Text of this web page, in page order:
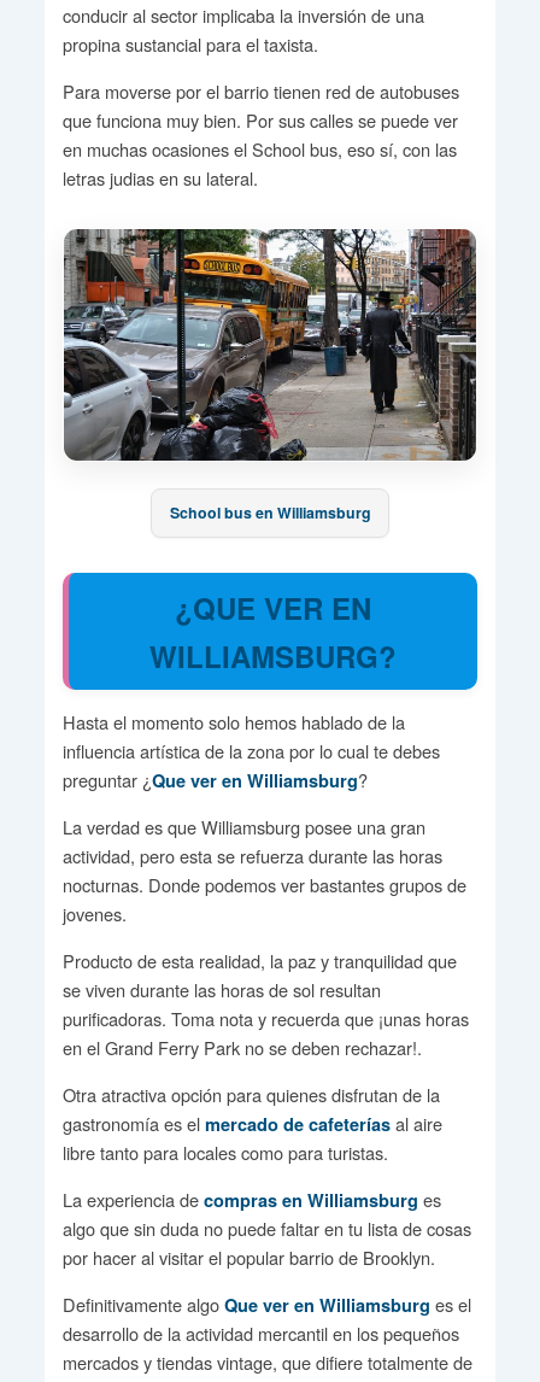
conducir al sector implicaba la inversión de una
propina sustancial para el taxista.
Para moverse por el barrio tienen red de autobuses
que funciona muy bien. Por sus calles se puede ver
en muchas ocasiones el School bus, eso sí, con las
letras judias en su lateral.
School bus en Williamsburg
¿QUE VER EN
WILLIAMSBURG?
Hasta el momento solo hemos hablado de la
influencia artística de la zona por lo cual te debes
preguntar ¿Que ver en Williamsburg?
La verdad es que Williamsburg posee una gran
actividad, pero esta se refuerza durante las horas
nocturnas. Donde podemos ver bastantes grupos de
jovenes.
Producto de esta realidad, la paz y tranquilidad que
se viven durante las horas de sol resultan
purificadoras. Toma nota y recuerda que ¡unas horas
en el Grand Ferry Park no se deben rechazar!.
Otra atractiva opción para quienes disfrutan de la
gastronomía es el mercado de cafeteríasal aire
libre tanto para locales como para turistas.
La experiencia de compras en Williamsburg es
algo que sin duda no puede faltar en tu lista de cosas
por hacer al visitar el popular barrio de Brooklyn.
Definitivamente algo Que ver en Williamsburg es el
desarrollo de la actividad mercantil en los pequeños
mercados y tiendas vintage, que difiere totalmente de